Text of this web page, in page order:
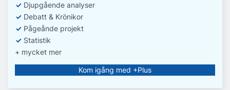
✓ Djupgående analyser
✓ Debatt & Krönikor
✓ Pågeånde projekt
✓ Statistik
+ mycket mer
Kom igång med +Plus